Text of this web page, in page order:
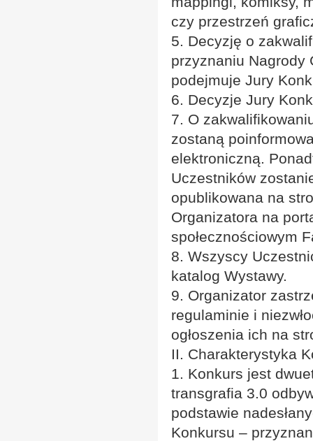
czy przestrzeń
5. Decyzję o
przyznaniu Nagrody
podejmuje Jury
6. Decyzje Jury
7. O
zostaną
elektroniczną.
Uczestników
opublikowana na
Organizatora na
społecznościowym
8. Wszyscy
katalog Wystawy.
9. Organizator
regulaminie i
ogłoszenia ich na
II. Charakterystyka
1. Konkurs jest
transgrafia 3.0
podstawie
Konkursu –